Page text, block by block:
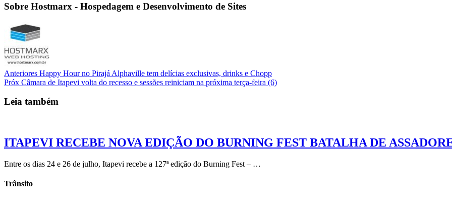
Sobre Hostmarx - Hospedagem e Desenvolvimento de Sites
Anteriores Happy Hour no Pirajá Alphaville tem delícias exclusivas, drinks e Chopp
Próx Câmara de Itapevi volta do recesso e sessões reiniciam na próxima terça-feira (6)
Leia também
ITAPEVI RECEBE NOVA EDIÇÃO DO BURNING FEST BATALHA DE
Entre os dias 24 e 26 de julho, Itapevi recebe a 127ª edição do Burning Fest – …
Trânsito